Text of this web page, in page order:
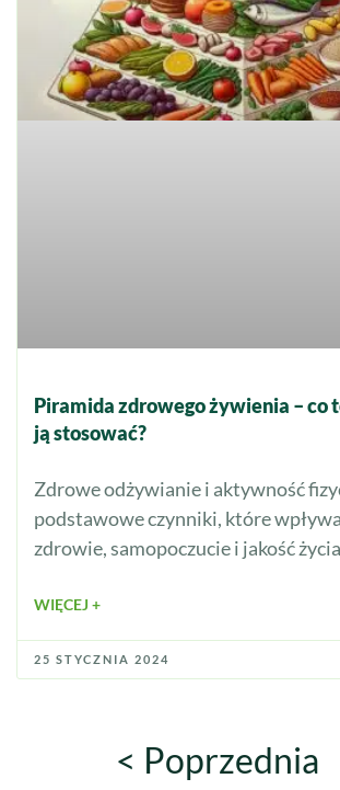
Piramida zdrowego żywienia – co
ją stosować?
Zdrowe odżywianie i aktywność
podstawowe czynniki, które
zdrowie, samopoczucie i jakość
WIĘCEJ +
25 STYCZNIA 2024
< Poprzednia